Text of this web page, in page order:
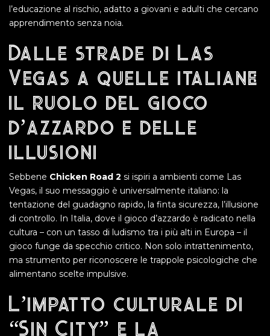
l’educazione al rischio, adatto a giovani e adulti che cercano
apprendimento senza noia.
Dalle strade di Las
Vegas a quelle italiane:
il ruolo del gioco
d’azzardo e delle
illusioni
Sebbene Chicken Road 2 si ispiri a ambienti come Las
Vegas, il suo messaggio è universalmente italiano: la
tentazione del guadagno rapido, la finta sicurezza, l’illusione
di controllo. In Italia, dove il gioco d’azzardo è radicato nella
cultura – con un tasso di ludismo tra i più alti in Europa – il
gioco funge da specchio critico. Non solo intrattenimento,
ma strumento per riconoscere le trappole psicologiche che
alimentano scelte impulsive.
L’impatto culturale di
“Sin City” e la